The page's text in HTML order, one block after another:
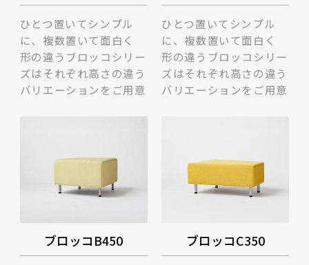
ひとつ置いてシンプル
に、複数置いて面白く
形の違うブロッコシリー
ズはそれぞれ高さの違う
バリエーションをご用意
ひとつ置いてシンプル
に、複数置いて面白く
形の違うブロッコシリー
ズはそれぞれ高さの違う
バリエーションをご用意
ブロッコB450 ブロッコC350